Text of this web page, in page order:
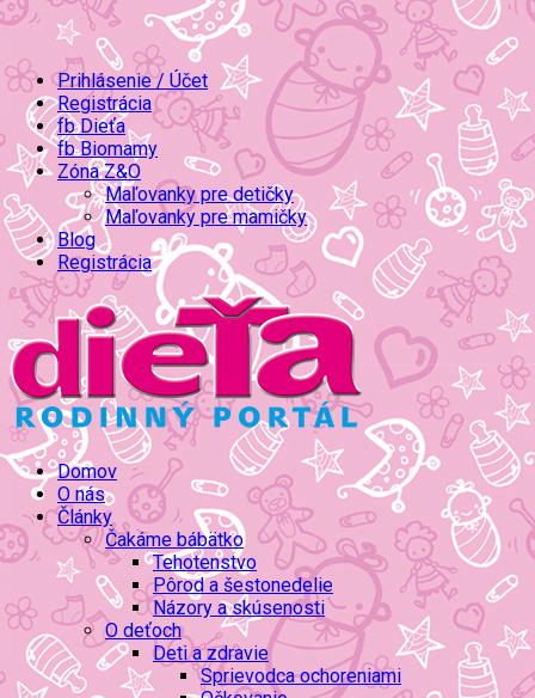
Prihlásenie / Účet
Registrácia
fb Dieťa
fb Biomamy
Zóna Z&O
Maľovanky pre detičky
Maľovanky pre mamičky
Blog
Registrácia
Domov
O nás
Články
Čakáme bábätko
Tehotenstvo
Pôrod a šestonedelie
Názory a skúsenosti
O deťoch
Deti a zdravie
Sprievodca ochoreniami